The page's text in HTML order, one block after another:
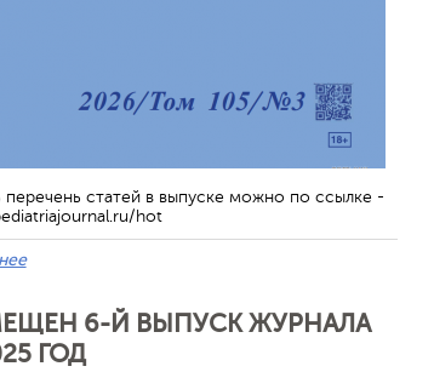
перечень статей в выпуске можно по ссылке -
hot
6-Й ВЫПУСК ЖУРНАЛА
ГОД